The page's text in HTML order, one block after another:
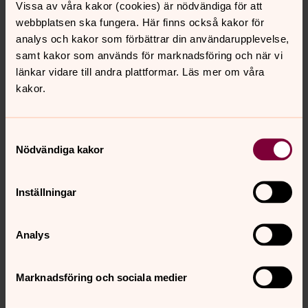
Vissa av våra kakor (cookies) är nödvändiga för att
webbplatsen ska fungera. Här finns också kakor för
analys och kakor som förbättrar din användarupplevelse,
samt kakor som används för marknadsföring och när vi
länkar vidare till andra plattformar. Läs mer om våra
kakor.
Nödvändiga kakor
Inställningar
Analys
Marknadsföring och sociala medier
Bikta dig hos en präst
I ett biktsamtal får du ta emot Guds förlåtelse och du får
hjälp att förlåta dig själv. Biktsamtalet börjar med att du
pratar med prästen. Sedan bekänner du din synd.
Prästen förlåter dig på uppdrag av Jesus Kristus. Efteråt
Medarbetare
Här presenteras församlingens anställda medarbetare,
Du kan få akut samtals- och krisstöd kvällar och nätter kl
kan också chatta med eller skriva ett digitalt brev till en